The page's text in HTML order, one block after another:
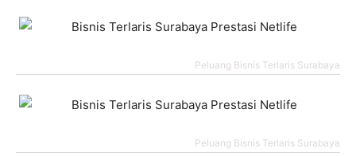
Peluang Bisnis Terlaris Surabaya
Peluang Bisnis Terlaris Surabaya